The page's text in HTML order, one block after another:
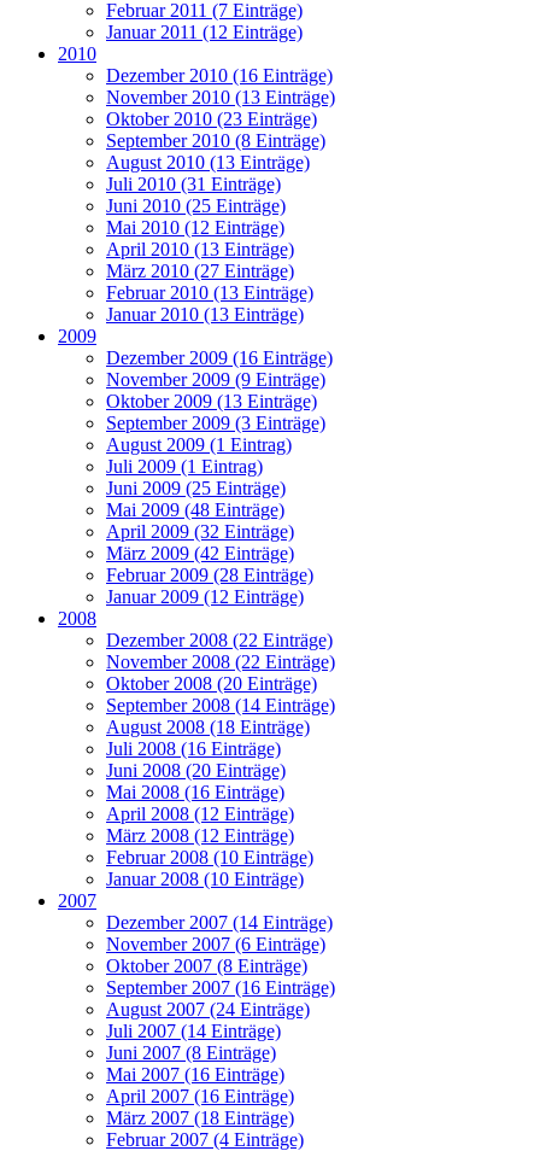
Februar 2011 (7 Einträge)
Januar 2011 (12 Einträge)
2010
Dezember 2010 (16 Einträge)
November 2010 (13 Einträge)
Oktober 2010 (23 Einträge)
September 2010 (8 Einträge)
August 2010 (13 Einträge)
Juli 2010 (31 Einträge)
Juni 2010 (25 Einträge)
Mai 2010 (12 Einträge)
April 2010 (13 Einträge)
März 2010 (27 Einträge)
Februar 2010 (13 Einträge)
Januar 2010 (13 Einträge)
2009
Dezember 2009 (16 Einträge)
November 2009 (9 Einträge)
Oktober 2009 (13 Einträge)
September 2009 (3 Einträge)
August 2009 (1 Eintrag)
Juli 2009 (1 Eintrag)
Juni 2009 (25 Einträge)
Mai 2009 (48 Einträge)
April 2009 (32 Einträge)
März 2009 (42 Einträge)
Februar 2009 (28 Einträge)
Januar 2009 (12 Einträge)
2008
Dezember 2008 (22 Einträge)
November 2008 (22 Einträge)
Oktober 2008 (20 Einträge)
September 2008 (14 Einträge)
August 2008 (18 Einträge)
Juli 2008 (16 Einträge)
Juni 2008 (20 Einträge)
Mai 2008 (16 Einträge)
April 2008 (12 Einträge)
März 2008 (12 Einträge)
Februar 2008 (10 Einträge)
Januar 2008 (10 Einträge)
2007
Dezember 2007 (14 Einträge)
November 2007 (6 Einträge)
Oktober 2007 (8 Einträge)
September 2007 (16 Einträge)
August 2007 (24 Einträge)
Juli 2007 (14 Einträge)
Juni 2007 (8 Einträge)
Mai 2007 (16 Einträge)
April 2007 (16 Einträge)
März 2007 (18 Einträge)
Februar 2007 (4 Einträge)